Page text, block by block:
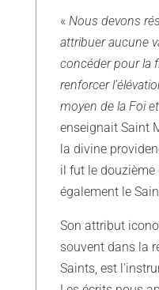
«Nous devons
attribuer aucune
concéder pour la
renforcer
moyen de la Foi
enseignait Saint
la divine
il fut le douzième
également le
Son attribut
souvent dans la
Saints, est